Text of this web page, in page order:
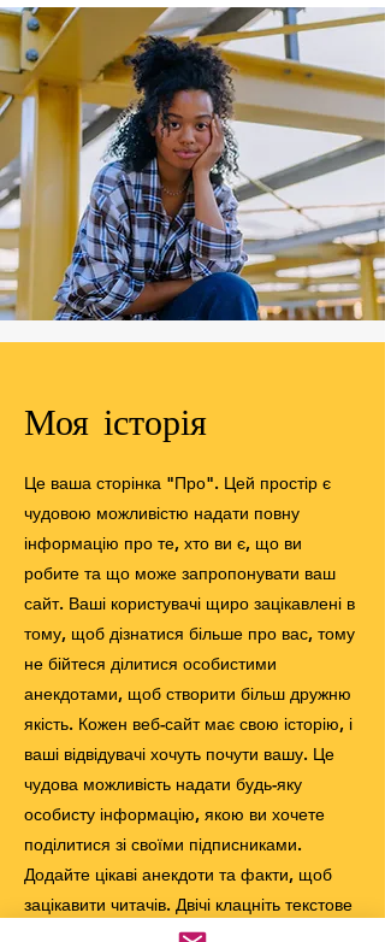
Моя історія
Це ваша сторінка "Про". Цей простір є
чудовою можливістю надати повну
інформацію про те, хто ви є, що ви
робите та що може запропонувати ваш
сайт. Ваші користувачі щиро зацікавлені в
тому, щоб дізнатися більше про вас, тому
не бійтеся ділитися особистими
анекдотами, щоб створити більш дружню
якість. Кожен веб-сайт має свою історію, і
ваші відвідувачі хочуть почути вашу. Це
чудова можливість надати будь-яку
особисту інформацію, якою ви хочете
поділитися зі своїми підписниками.
Додайте цікаві анекдоти та факти, щоб
зацікавити читачів. Двічі клацніть текстове
поле, щоб розпочати редагування вмісту